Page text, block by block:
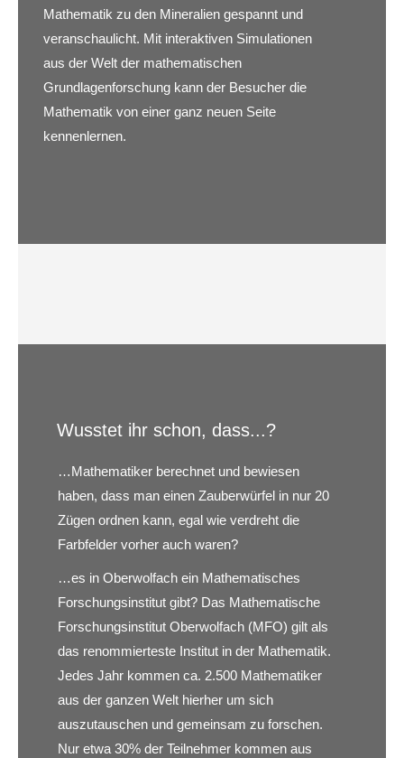
Mathematik zu den Mineralien gespannt und
veranschaulicht. Mit interaktiven Simulationen
aus der Welt der mathematischen
Grundlagenforschung kann der Besucher die
Mathematik von einer ganz neuen Seite
kennenlernen.
Wusstet ihr schon, dass...?
…Mathematiker berechnet und bewiesen
haben, dass man einen Zauberwürfel in nur 20
Zügen ordnen kann, egal wie verdreht die
Farbfelder vorher auch waren?
…es in Oberwolfach ein Mathematisches
Forschungsinstitut gibt? Das Mathematische
Forschungsinstitut Oberwolfach (MFO) gilt als
das renommierteste Institut in der Mathematik.
Jedes Jahr kommen ca. 2.500 Mathematiker
aus der ganzen Welt hierher um sich
auszutauschen und gemeinsam zu forschen.
Nur etwa 30% der Teilnehmer kommen aus